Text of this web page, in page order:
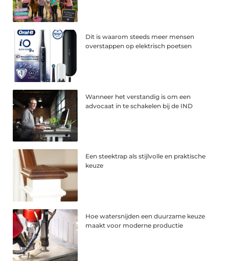
Dit is waarom steeds meer mensen
overstappen op elektrisch poetsen
Wanneer het verstandig is om een
advocaat in te schakelen bij de IND
Een steektrap als stijlvolle en praktische
keuze
Hoe watersnijden een duurzame keuze
maakt voor moderne productie